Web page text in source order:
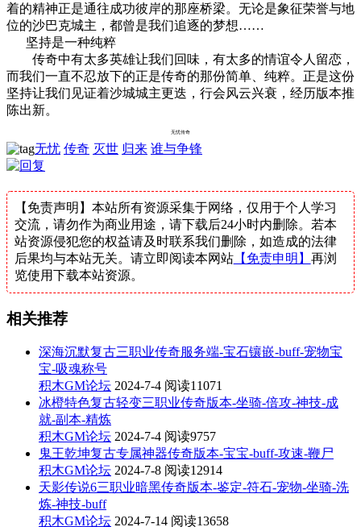
着的精神正是通往成功彼岸的那座桥梁。无论是象征荣誉与地
位的沙巴克城主，都曾是我们追逐的梦想……
坚持是一种纯粹
传奇中有太多英雄让我们回味，有太多的情谊令人留恋，
而我们一直不忍放下的正是传奇的那份简单、纯粹。正是这份
坚持让我们见证着沙城城主更迭，行会风云兴衰，经历版本推
陈出新。
无忧传奇
无忧 传奇 灭世 归来 谁与争锋
【免责声明】本站所有资源采集于网络，仅用于个人学习
交流，请勿作为商业用途，请下载后24小时内删除。若本
站资源侵犯您的权益请及时联系我们删除，如造成的法律
后果均与本站无关。请立即阅读本网站【免责申明】 再浏
览使用下载本站资源。
相关推荐
深海沉默复古三职业传奇服务端-宝石镶嵌-buff-宠物宝
宝-吸魂称号
积木GM论坛 2024-7-4 阅读11071
冰橙特色复古轻变三职业传奇版本-坐骑-倍攻-神技-成
就-副本-精炼
积木GM论坛 2024-7-4 阅读9757
鬼王乾坤复古专属神器传奇版本-宝宝-buff-攻速-鞭尸
积木GM论坛 2024-7-8 阅读12914
天影传说6三职业暗黑传奇版本-鉴定-符石-宠物-坐骑-洗
炼-神技-buff
积木GM论坛 2024-7-14 阅读13658